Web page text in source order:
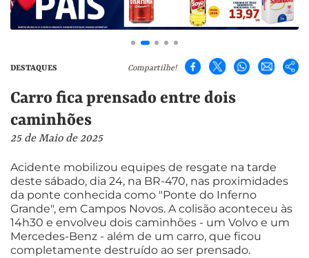
DESTAQUES Compartilhe!
Carro fica prensado entre dois
caminhões
25 de Maio de 2025
Acidente mobilizou equipes de resgate na tarde
deste sábado, dia 24, na BR-470, nas proximidades
da ponte conhecida como "Ponte do Inferno
Grande", em Campos Novos. A colisão aconteceu às
14h30 e envolveu dois caminhões - um Volvo e um
Mercedes-Benz - além de um carro, que ficou
completamente destruído ao ser prensado.